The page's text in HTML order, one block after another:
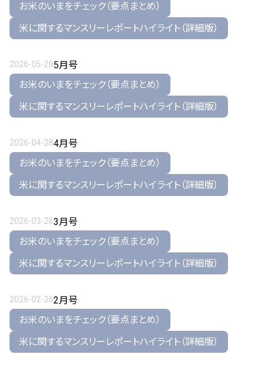
お米のいまをチェック（要点まとめ）
米に関するマンスリーレポートハイライト（詳細版）
2026-05-285月号
お米のいまをチェック（要点まとめ）
米に関するマンスリーレポートハイライト（詳細版）
2026-04-284月号
お米のいまをチェック（要点まとめ）
米に関するマンスリーレポートハイライト（詳細版）
2026-03-263月号
お米のいまをチェック（要点まとめ）
米に関するマンスリーレポートハイライト（詳細版）
2026-02-262月号
お米のいまをチェック（要点まとめ）
米に関するマンスリーレポートハイライト（詳細版）